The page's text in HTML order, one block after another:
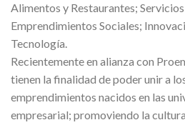
Alimentos y Restaurantes;
Emprendimientos Sociales;
Tecnología.
Recientemente en alianza con
tienen la finalidad de poder unir a
emprendimientos nacidos en las
empresarial; promoviendo la